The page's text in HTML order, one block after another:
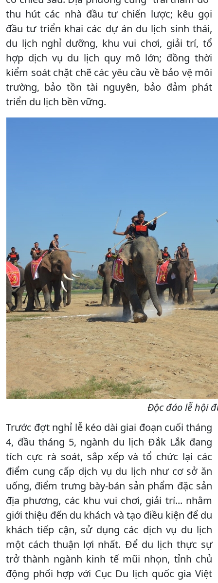
thu hút các nhà đầu tư chiến lược; kêu gọi
đầu tư triển khai các dự án du lịch sinh thái,
du lịch nghỉ dưỡng, khu vui chơi, giải trí, tổ
hợp dịch vụ du lịch quy mô lớn; đồng thời
kiểm soát chặt chẽ các yêu cầu về bảo vệ môi
trường, bảo tồn tài nguyên, bảo đảm phát
triển du lịch bền vững.
Độc đáo lễ hội
Trước đợt nghỉ lễ kéo dài giai đoạn cuối tháng
4, đầu tháng 5, ngành du lịch Đắk Lắk đang
tích cực rà soát, sắp xếp và tổ chức lại các
điểm cung cấp dịch vụ du lịch như cơ sở ăn
uống, điểm trưng bày-bán sản phẩm đặc sản
địa phương, các khu vui chơi, giải trí... nhằm
giới thiệu đến du khách và tạo điều kiện để du
khách tiếp cận, sử dụng các dịch vụ du lịch
một cách thuận lợi nhất. Để du lịch thực sự
trở thành ngành kinh tế mũi nhọn, tỉnh chủ
động phối hợp với Cục Du lịch quốc gia Việt